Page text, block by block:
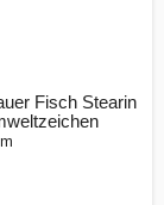
Fisch Stearin